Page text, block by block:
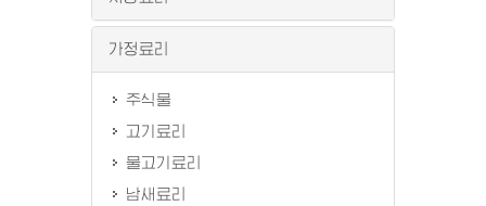
가정료리
주식물
고기료리
물고기료리
남새료리